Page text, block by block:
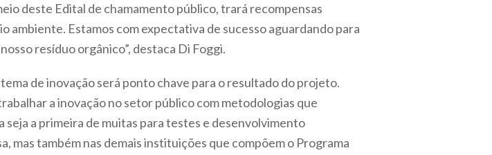
deste Edital de chamamento público, trará recompensas
ambiente. Estamos com expectativa de sucesso aguardando para
resíduo orgânico”, destaca Di Foggi.
de inovação será ponto chave para o resultado do projeto.
a inovação no setor público com metodologias que
a primeira de muitas para testes e desenvolvimento
mas também nas demais instituições que compõem o Programa